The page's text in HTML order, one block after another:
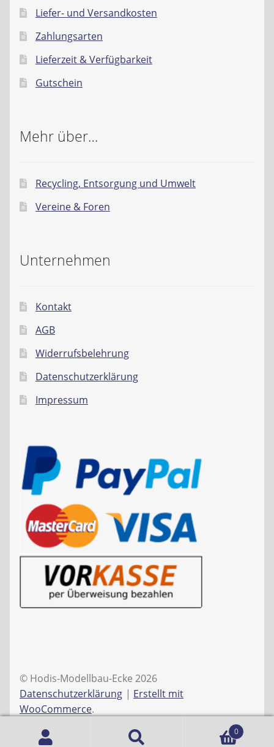
Liefer- und Versandkosten
Zahlungsarten
Lieferzeit & Verfügbarkeit
Gutschein
Mehr über…
Recycling, Entsorgung und Umwelt
Vereine & Foren
Unternehmen
Kontakt
AGB
Widerrufsbelehrung
Datenschutzerklärung
Impressum
© Hodis-Modellbau-Ecke 2026
Datenschutzerklärung
Erstellt mit
WooCommerce.
0